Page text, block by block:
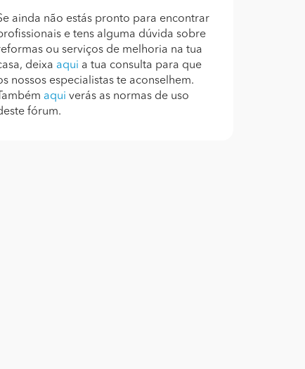
ainda não estás pronto para encontrar
e tens alguma dúvida sobre
ou serviços de melhoria na tua
deixa aqui a tua consulta para que
nossos especialistas te aconselhem.
Também aqui verás as normas de uso
fórum.